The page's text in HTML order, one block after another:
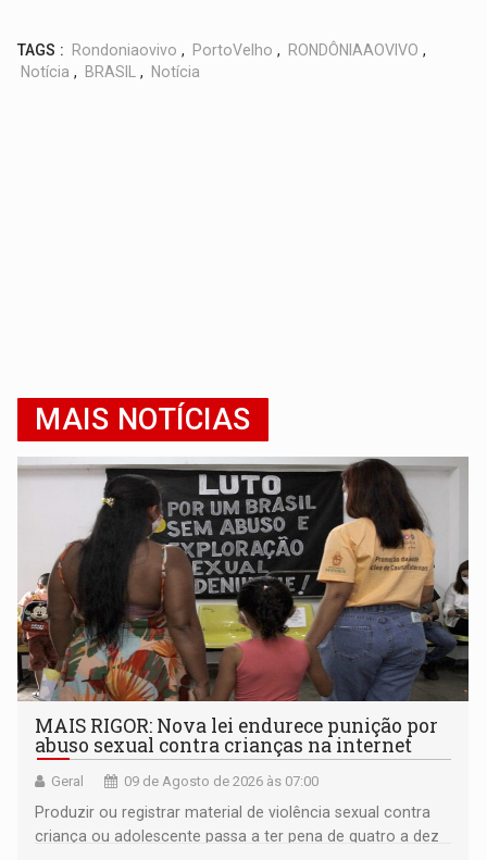
TAGS : Rondoniaovivo , PortoVelho , RONDÔNIAAOVIVO ,
Notícia , BRASIL , Notícia
MAIS NOTÍCIAS
MAIS RIGOR: Nova lei endurece punição por
abuso sexual contra crianças na internet
Geral 09 de Agosto de 2026 às 07:00
Produzir ou registrar material de violência sexual contra
criança ou adolescente passa a ter pena de quatro a dez